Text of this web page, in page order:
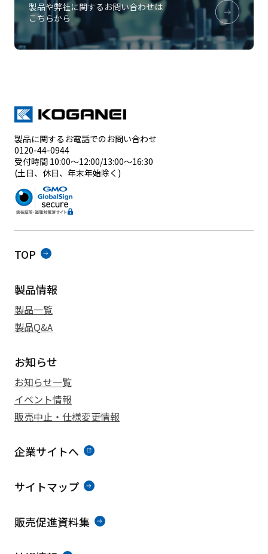
製品や弊社に関するお問い合わせは
こちらから
製品に関するお電話でのお問い合わせ
0120-44-0944
受付時間 10:00～12:00/13:00～16:30
(土日、休日、年末年始除く)
TOP
製品情報
製品一覧
製品Q&A
お知らせ
お知らせ一覧
イベント情報
販売中止・仕様変更情報
企業サイトへ
サイトマップ
販売促進資料集